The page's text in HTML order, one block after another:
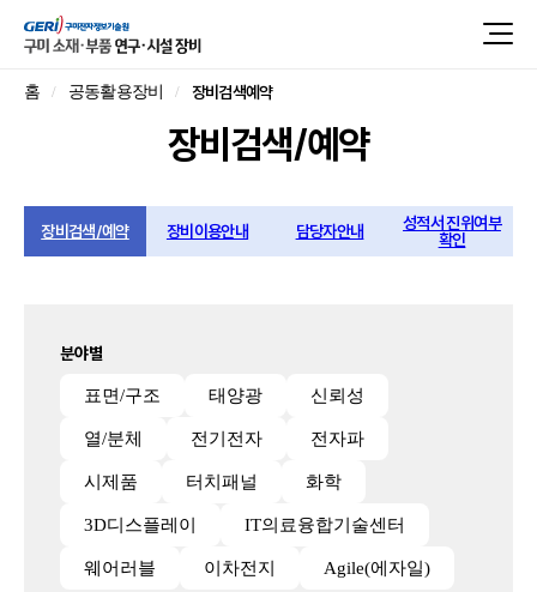
홈 공동활용장비 장비검색예약
장비검색/예약
장비검색/예약 장비이용안내 담당자안내 성적서 진위여부
확인
분야별
표면/구조 태양광 신뢰성
열/분체 전기전자 전자파
시제품 터치패널 화학
3D디스플레이 IT의료융합기술센터
웨어러블 이차전지 Agile(에자일)